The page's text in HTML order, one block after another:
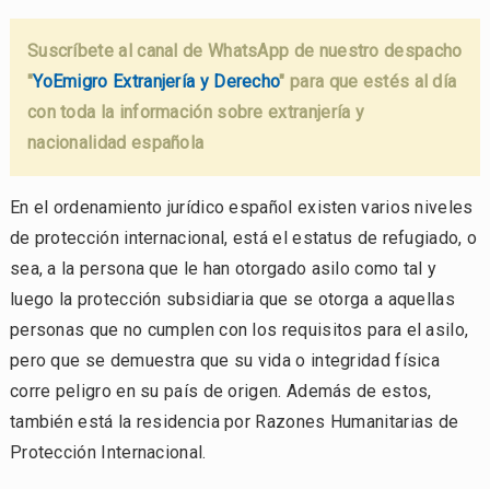
Suscríbete al canal de WhatsApp de nuestro despacho
"YoEmigro Extranjería y Derecho" para que estés al día
con toda la información sobre extranjería y
nacionalidad española
En el ordenamiento jurídico español existen varios niveles
de protección internacional, está el estatus de refugiado, o
sea, a la persona que le han otorgado asilo como tal y
luego la protección subsidiaria que se otorga a aquellas
personas que no cumplen con los requisitos para el asilo,
pero que se demuestra que su vida o integridad física
corre peligro en su país de origen. Además de estos,
también está la residencia por Razones Humanitarias de
Protección Internacional.